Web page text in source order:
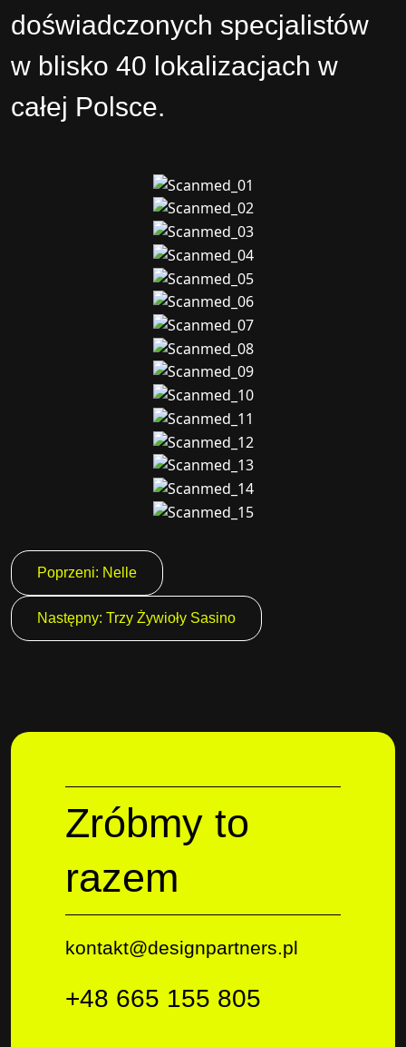
doświadczonych specjalistów
w blisko 40 lokalizacjach w
całej Polsce.
Nawigacja
wpisu
Poprzeni: Nelle
Następny: Trzy Żywioły Sasino
Zróbmy to
razem
kontakt@designpartners.pl
+48 665 155 805